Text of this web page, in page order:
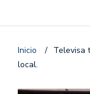
Inicio / Televisa
local.